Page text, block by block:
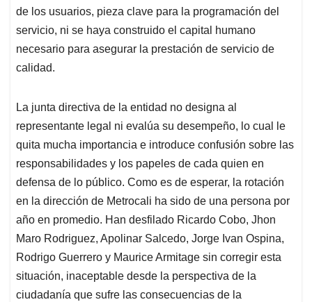
de los usuarios, pieza clave para la programación del
servicio, ni se haya construido el capital humano
necesario para asegurar la prestación de servicio de
calidad.
La junta directiva de la entidad no designa al
representante legal ni evalúa su desempeño, lo cual le
quita mucha importancia e introduce confusión sobre las
responsabilidades y los papeles de cada quien en
defensa de lo público. Como es de esperar, la rotación
en la dirección de Metrocali ha sido de una persona por
año en promedio. Han desfilado Ricardo Cobo, Jhon
Maro Rodriguez, Apolinar Salcedo, Jorge Ivan Ospina,
Rodrigo Guerrero y Maurice Armitage sin corregir esta
situación, inaceptable desde la perspectiva de la
ciudadanía que sufre las consecuencias de la